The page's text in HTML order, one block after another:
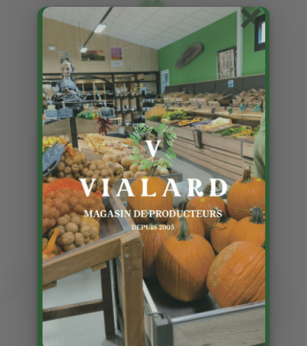
Les choux fleurs du Lot
Publié le 11 10 2022
×